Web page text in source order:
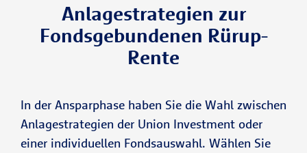
Anlagestrategien zur
Fondsgebundenen Rürup-
Rente
In der Ansparphase haben Sie die Wahl zwischen
Anlagestrategien der Union Investment oder
einer individuellen Fondsauswahl. Wählen Sie